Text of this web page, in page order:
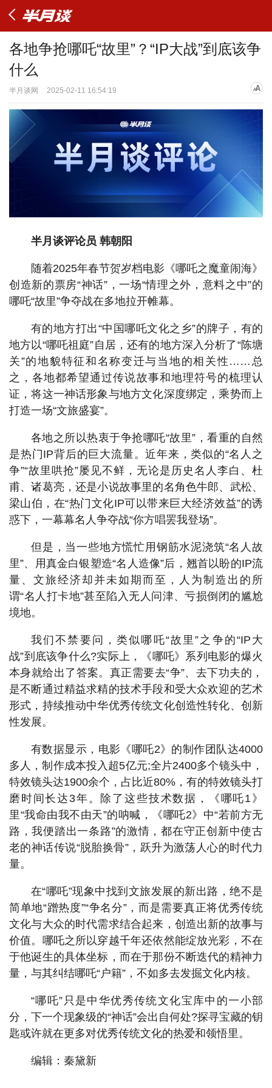
各地争抢哪吒“故里”？“IP大战”到底该争
什么
半月谈网 2025-02-11 16:54:19
半月谈评论员 韩朝阳
随着2025年春节贺岁档电影《哪吒之魔童闹海》
创造新的票房“神话”，一场“情理之外，意料之中”的
哪吒“故里”争夺战在多地拉开帷幕。
有的地方打出“中国哪吒文化之乡”的牌子，有的
地方以“哪吒祖庭”自居，还有的地方深入分析了“陈塘
关”的地貌特征和名称变迁与当地的相关性……总
之，各地都希望通过传说故事和地理符号的梳理认
证，将这一神话形象与地方文化深度绑定，乘势而上
打造一场“文旅盛宴”。
各地之所以热衷于争抢哪吒“故里”，看重的自然
是热门IP背后的巨大流量。近年来，类似的“名人之
争”“故里哄抢”屡见不鲜，无论是历史名人李白、杜
甫、诸葛亮，还是小说故事里的名角色牛郎、武松、
梁山伯，在“热门文化IP可以带来巨大经济效益”的诱
惑下，一幕幕名人争夺战“你方唱罢我登场”。
但是，当一些地方慌忙用钢筋水泥浇筑“名人故
里”、用真金白银塑造“名人造像”后，翘首以盼的IP流
量、文旅经济却并未如期而至，人为制造出的所
谓“名人打卡地”甚至陷入无人问津、亏损倒闭的尴尬
境地。
我们不禁要问，类似哪吒“故里”之争的“IP大
战”到底该争什么?实际上，《哪吒》系列电影的爆火
本身就给出了答案。真正需要去“争”、去下功夫的，
是不断通过精益求精的技术手段和受大众欢迎的艺术
形式，持续推动中华优秀传统文化创造性转化、创新
性发展。
有数据显示，电影《哪吒2》的制作团队达4000
多人，制作成本投入超5亿元;全片2400多个镜头中，
特效镜头达1900余个，占比近80%，有的特效镜头打
磨时间长达3年。除了这些技术数据，《哪吒1》
里“我命由我不由天”的呐喊，《哪吒2》中“若前方无
路，我便踏出一条路”的激情，都在守正创新中使古
老的神话传说“脱胎换骨”，跃升为激荡人心的时代力
量。
在“哪吒”现象中找到文旅发展的新出路，绝不是
简单地“蹭热度”“争名分”，而是需要真正将优秀传统
文化与大众的时代需求结合起来，创造出新的故事与
价值。哪吒之所以穿越千年还依然能绽放光彩，不在
于他诞生的具体坐标，而在于那份不断迭代的精神力
量，与其纠结哪吒“户籍”，不如多去发掘文化内核。
“哪吒”只是中华优秀传统文化宝库中的一小部
分，下一个现象级的“神话”会出自何处?探寻宝藏的钥
匙或许就在更多对优秀传统文化的热爱和领悟里。
编辑：秦黛新